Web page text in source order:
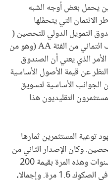
يحمل بعض أوجه الشبه
التي يتحمَّلها
التمويل الدولي للتحصين (
من الفئةAA(وهو من
الأمر الذي يعني أن الصندوق
عن قيمة الأصول الأساسية
الجوانب الأساسية لتسويق
التقليديون هذا
المستثمرين ثمارها
وكان الإصدار الثاني من
صكوك التحصين أيضا لأجل ثلاث سنوات وهذه المرة بقيمة 200
مليون دولار. وتمت تغطية الاكتتاب في الصكوك 1.6 مرة. وإجمالا،